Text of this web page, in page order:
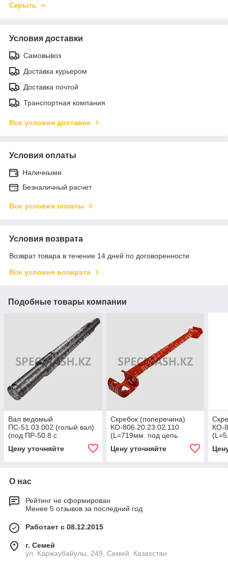
Скрыть
Условия доставки
Самовывоз
Доставка курьером
Доставка почтой
Транспортная компания
Все условия доставки
Условия оплаты
Наличными
Безналичный расчет
Все условия оплаты
Условия возврата
Возврат товара в течение 14 дней по договоренности
Все условия возврата
Подобные товары компании
Вал ведомый
ПС-51.03.002 (голый вал)
(под ПР-50.8 с
удлиненными осями, под
пластинчатую цепь)
Цену уточняйте
Скребок (поперечина)
КО-806.20.23.02.110
(L=719мм. под цепь
Цену уточняйте
КО-
О нас
Рейтинг не сформирован
Менее 5 отзывов за последний год
Работает с 08.12.2015
г. Семей
ул. Каржаубайулы, 249, Семей, Казахстан